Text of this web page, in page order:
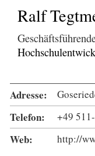
Ralf
Adresse:
Telefon: +49
Web: http://